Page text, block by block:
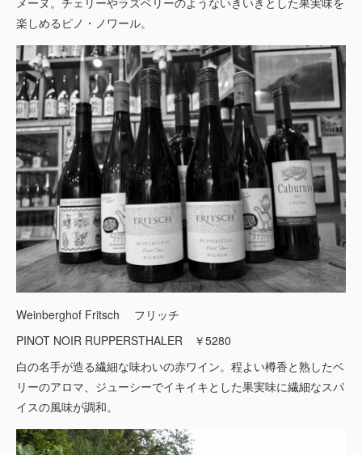
楽しめるピノ・ノワール。
Weinberghof Fritsch フリッチ
PINOT NOIR RUPPERSTHALER ￥5280
白の名手が造る繊細な味わいの赤ワイン。程よい樽香と熟したベ
リーのアロマ、ジューシーでイキイキとした果実味に繊細なスパ
イスの風味が調和。